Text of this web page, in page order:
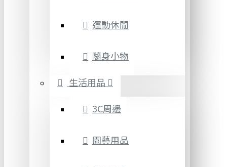
運動休閒
隨身小物
生活用品
3C周邊
園藝用品